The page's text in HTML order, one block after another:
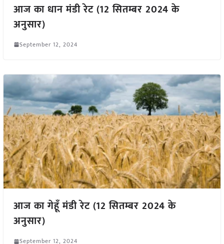
आज का धान मंडी रेट (12 सितम्बर 2024 के
अनुसार)
September 12, 2024
आज का गेहूँ मंडी रेट (12 सितम्बर 2024 के
अनुसार)
September 12, 2024